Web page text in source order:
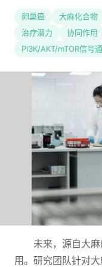
卵巢癌 大麻化合物
治疗潜力
协同作用
PI3K/AKT/mTOR信号
未来，源自大
用。研究团队针对